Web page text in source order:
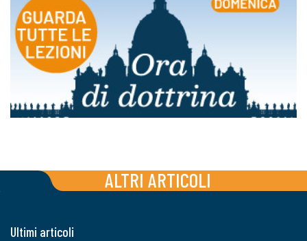
ALTRI ARTICOLI
Ultimi articoli